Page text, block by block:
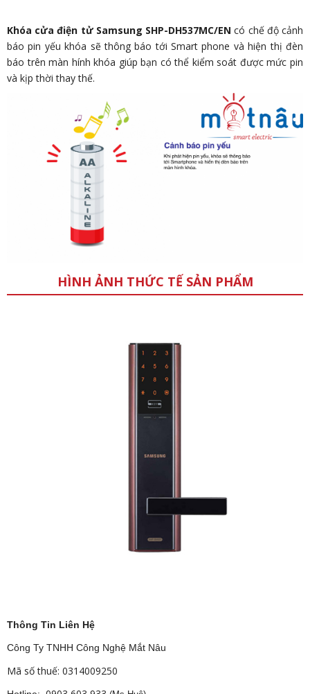
Khóa cửa điện tử Samsung SHP-DH537MC/ENcó chế độ cảnh
báo pin yếu khóa sẽ thông báo tới Smart phone và hiện thị đèn
báo trên màn hính khóa giúp bạn có thể kiểm soát được mức pin
và kịp thời thay thế.
HÌNH ẢNH THỨC TẾ SẢN PHẨM
Thông Tin Liên Hệ
Công Ty TNHH Công Nghệ Mắt Nâu
Mã số thuế: 0314009250